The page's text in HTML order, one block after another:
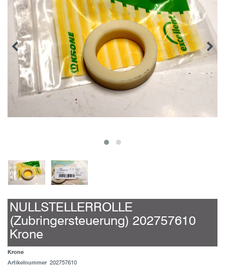
NULLSTELLERROLLE
(Zubringersteuerung) 202757610
Krone
Krone
Artikelnummer 202757610